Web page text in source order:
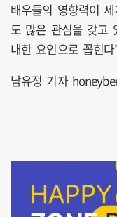
배우들의 영향력이
도 많은 관심을 갖고
내한 요인으로 꼽힌
남유정 기자